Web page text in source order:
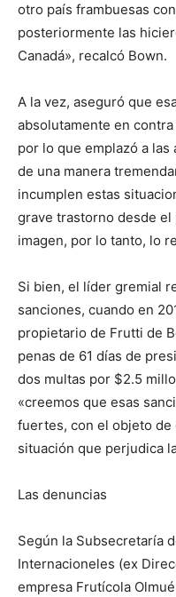
otro país frambuesas
posteriormente las
Canadá», recalcó Bown.
A la vez, aseguró que
absolutamente en
por lo que emplazó a
de una manera
incumplen estas
grave trastorno desde
imagen, por lo tanto, lo
Si bien, el líder gremial
sanciones, cuando en
propietario de Frutti de
penas de 61 días de
dos multas por $2.5
«creemos que esas
fuertes, con el objeto
situación que perjudica
Las denuncias
Según la Subsecretaría
Internacioneles (ex
empresa Frutícola